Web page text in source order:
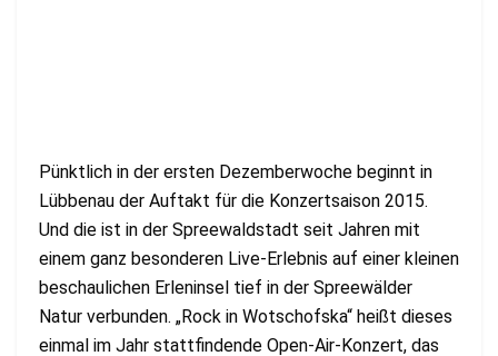
Pünktlich in der ersten Dezemberwoche beginnt in
Lübbenau der Auftakt für die Konzertsaison 2015.
Und die ist in der Spreewaldstadt seit Jahren mit
einem ganz besonderen Live-Erlebnis auf einer kleinen
beschaulichen Erleninsel tief in der Spreewälder
Natur verbunden. „Rock in Wotschofska“ heißt dieses
einmal im Jahr stattfindende Open-Air-Konzert, das